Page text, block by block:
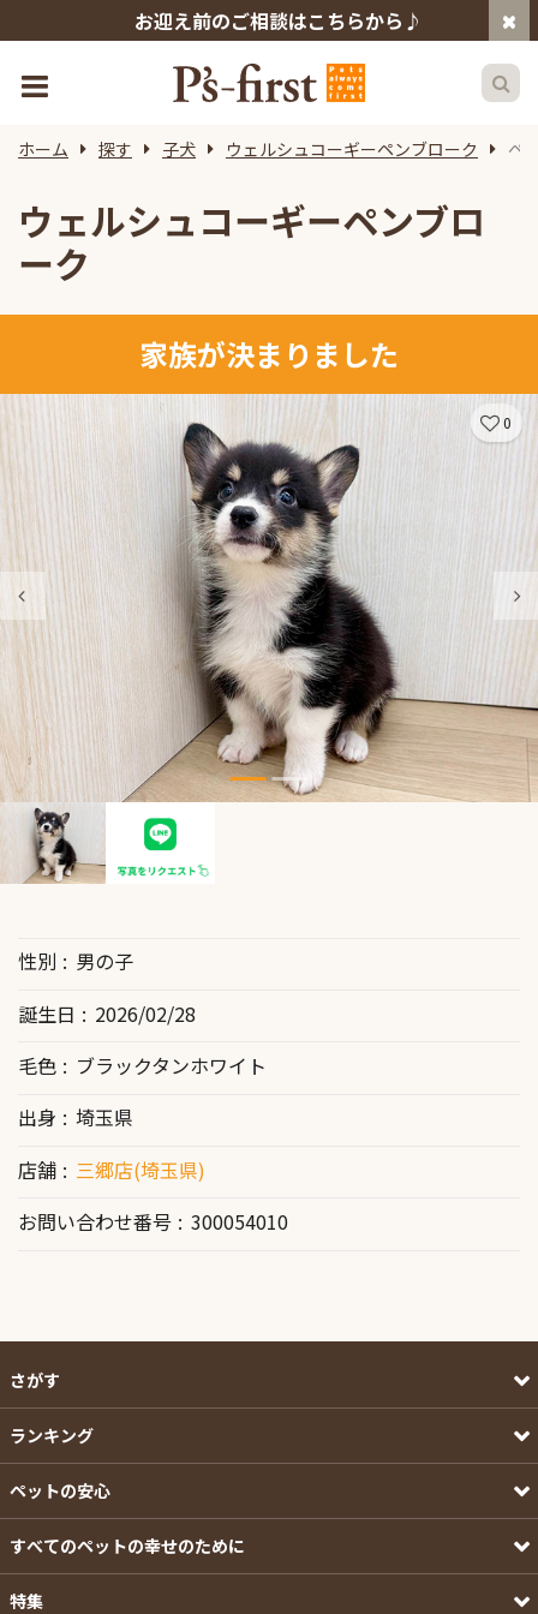
お迎え前のご相談はこちらから♪
ホーム 探す 子犬 ウェルシュコーギーペンブローク ペ
ウェルシュコーギーペンブロ
ーク
家族が決まりました
0
性別
男の子
誕生日
2026/02/28
毛色
ブラックタンホワイト
出身
埼玉県
店舗
三郷店(埼玉県)
お問い合わせ番号
300054010
さがす
ランキング
ペットの安心
すべてのペットの幸せのために
特集